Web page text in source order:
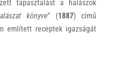
tapasztalást a halászok
könyve” (1887) című
említett receptek igazságát